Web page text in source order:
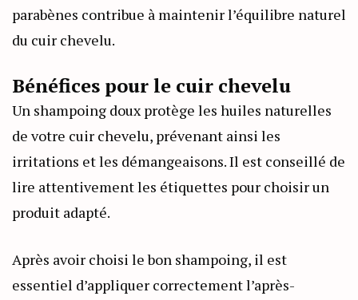
parabènes contribue à maintenir l’équilibre naturel
du cuir chevelu.
Bénéfices pour le cuir chevelu
Un shampoing doux protège les huiles naturelles
de votre cuir chevelu, prévenant ainsi les
irritations et les démangeaisons. Il est conseillé de
lire attentivement les étiquettes pour choisir un
produit adapté.
Après avoir choisi le bon shampoing, il est
essentiel d’appliquer correctement l’après-